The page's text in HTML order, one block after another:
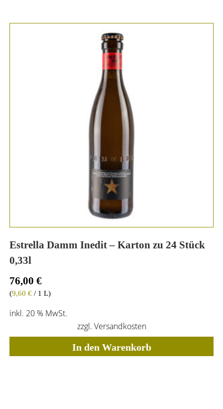
Estrella Damm Inedit – Karton zu 24 Stück
0,33l
76,00 €
(9,60 €/ 1 L)
inkl. 20 % MwSt.
zzgl. Versandkosten
In den Warenkorb